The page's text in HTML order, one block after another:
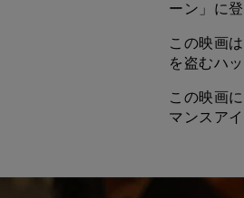
ーン」に
この映画
を盗むハ
この映画
マンスア